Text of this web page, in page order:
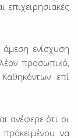
επιχειρησιακές
ενίσχυση
προσωπικό,
επί
ανέφερε ότι οι
να